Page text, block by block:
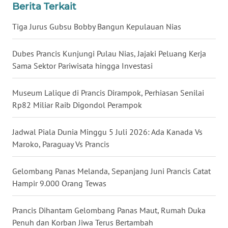
Berita Terkait
Tiga Jurus Gubsu Bobby Bangun Kepulauan Nias
Dubes Prancis Kunjungi Pulau Nias, Jajaki Peluang Kerja
Sama Sektor Pariwisata hingga Investasi
Museum Lalique di Prancis Dirampok, Perhiasan Senilai
Rp82 Miliar Raib Digondol Perampok
Jadwal Piala Dunia Minggu 5 Juli 2026: Ada Kanada Vs
Maroko, Paraguay Vs Prancis
Gelombang Panas Melanda, Sepanjang Juni Prancis Catat
Hampir 9.000 Orang Tewas
Prancis Dihantam Gelombang Panas Maut, Rumah Duka
Penuh dan Korban Jiwa Terus Bertambah
BABEL
WN
SUMBAR
WN
SUMSEL
WN
LAMPUNG
JATENG